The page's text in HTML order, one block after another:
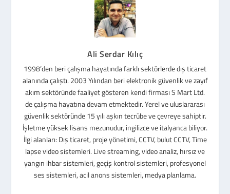
Ali Serdar Kılıç
1998’den beri çalışma hayatında farklı sektörlerde dış ticaret
alanında çalıştı. 2003 Yılından beri elektronik güvenlik ve zayıf
akım sektöründe faaliyet gösteren kendi firması S Mart Ltd.
de çalışma hayatına devam etmektedir. Yerel ve uluslararası
güvenlik sektöründe 15 yılı aşkın tecrübe ve çevreye sahiptir.
İşletme yüksek lisans mezunudur, ingilizce ve italyanca biliyor.
İlgi alanları: Dış ticaret, proje yönetimi, CCTV, bulut CCTV, Time
lapse video sistemleri. Live streaming, video analiz, hırsız ve
yangın ihbar sistemleri, geçiş kontrol sistemleri, profesyonel
ses sistemleri, acil anons sistemleri, medya planlama.